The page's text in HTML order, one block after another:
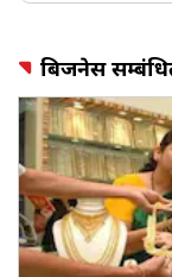
बिजनेस